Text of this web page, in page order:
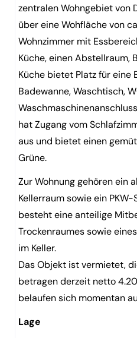
zentralen Wohngebiet von
über eine Wohfläche von
Wohnzimmer mit
Küche, einen Abstellraum,
Küche bietet Platz für eine
Badewanne, Waschtisch,
hat Zugang vom
aus und bietet einen
Grüne.
Zur Wohnung gehören ein
Kellerraum sowie ein
besteht eine anteilige
Trockenraumes sowie
im Keller.
Das Objekt ist vermietet,
betragen derzeit netto
belaufen sich momentan
Lage